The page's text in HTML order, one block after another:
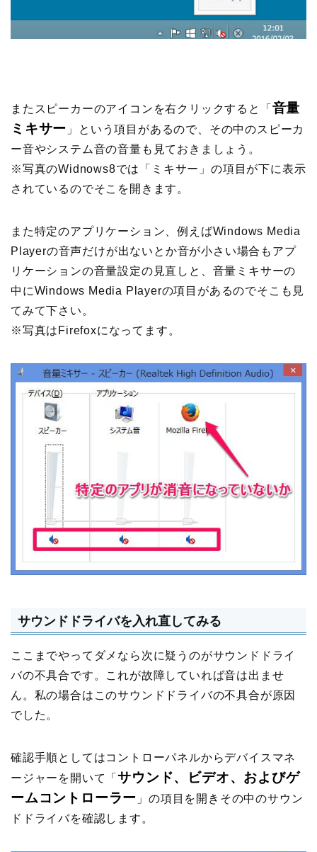
またスピーカーのアイコンを右クリックすると「 音量
ミキサー 」という項目があるので、その中のスピーカ
ー音やシステム音の音量も見ておきましょう。
※写真のWidnows8では「ミキサー」の項目が下に表示
されているのでそこを開きます。
また特定のアプリケーション、例えばWindows Media
Playerの音声だけが出ないとか音が小さい場合もアプ
リケーションの音量設定の見直しと、音量ミキサーの
中にWindows Media Playerの項目があるのでそこも見
てみて下さい。
※写真はFirefoxになってます。
サウンドドライバを入れ直してみる
ここまでやってダメなら次に疑うのがサウンドドライ
バの不具合です。これが故障していれば音は出ませ
ん。私の場合はこのサウンドドライバの不具合が原因
でした。
確認手順としてはコントローパネルからデバイスマネ
ージャーを開いて「サウンド、ビデオ、およびゲ
ームコントローラー 」の項目を開きその中のサウン
ドドライバを確認します。